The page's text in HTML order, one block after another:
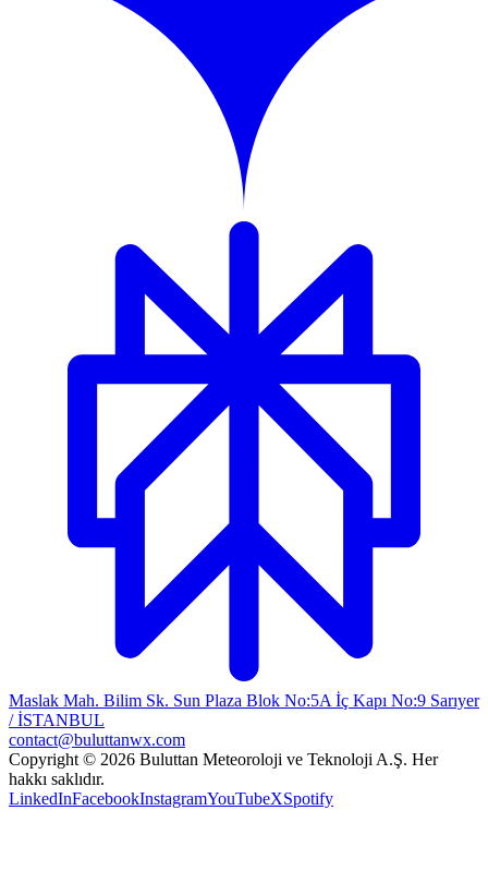
Maslak Mah. Bilim Sk. Sun Plaza Blok No:5A İç Kapı No:9 Sarıyer
/ İSTANBUL
contact@buluttanwx.com
Copyright © 2026 Buluttan Meteoroloji ve Teknoloji A.Ş. Her
hakkı saklıdır.
LinkedInFacebookInstagramYouTubeXSpotify